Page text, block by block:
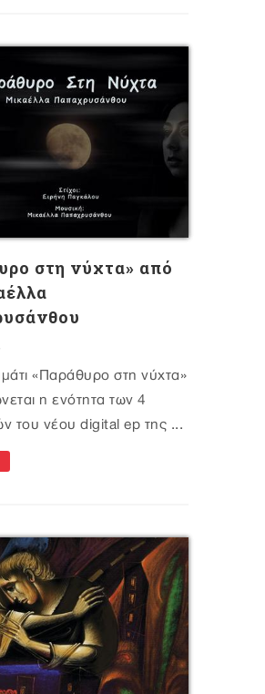
στη νύχτα» από
«Παράθυρο στη νύχτα»
η ενότητα των 4
του νέου digital ep της ...